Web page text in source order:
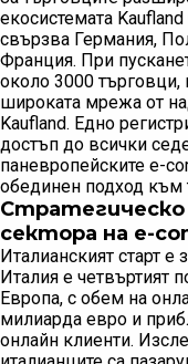
екосистемата
свързва Германия,
Франция. При
около 3000
широката мрежа от
Kaufland. Едно
достъп до всички
паневропейските e-
обединен подход към
сектора на e-
Италианският старт
Италия е четвъртият
Европа, с обем на
милиарда евро и
онлайн клиенти.